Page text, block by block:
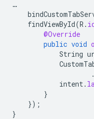
…
findViewById(R .
@Override
public void
String
.
intent.
}
});
}